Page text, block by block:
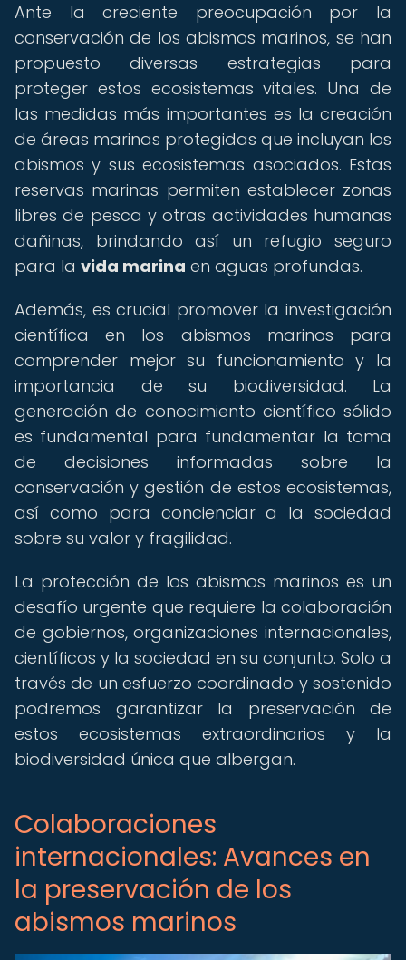
Ante la creciente preocupación por la
conservación de los abismos marinos, se han
propuesto diversas estrategias para
proteger estos ecosistemas vitales. Una de
las medidas más importantes es la creación
de áreas marinas protegidas que incluyan los
abismos y sus ecosistemas asociados. Estas
reservas marinas permiten establecer zonas
libres de pesca y otras actividades humanas
dañinas, brindando así un refugio seguro
para la vida marina en aguas profundas.
Además, es crucial promover la investigación
científica en los abismos marinos para
comprender mejor su funcionamiento y la
importancia de su biodiversidad. La
generación de conocimiento científico sólido
es fundamental para fundamentar la toma
de decisiones informadas sobre la
conservación y gestión de estos ecosistemas,
así como para concienciar a la sociedad
sobre su valor y fragilidad.
La protección de los abismos marinos es un
desafío urgente que requiere la colaboración
de gobiernos, organizaciones internacionales,
científicos y la sociedad en su conjunto. Solo a
través de un esfuerzo coordinado y sostenido
podremos garantizar la preservación de
estos ecosistemas extraordinarios y la
biodiversidad única que albergan.
Colaboraciones
internacionales: Avances en
la preservación de los
abismos marinos